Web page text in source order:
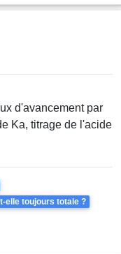
d'avancement par
Ka, titrage de l'acide
elle toujours totale ?